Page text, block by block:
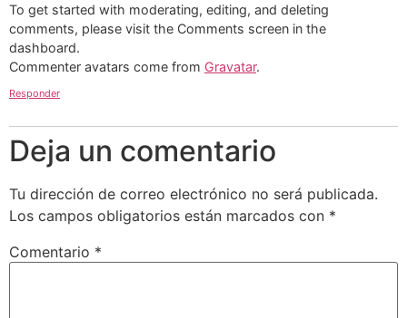
To get started with moderating, editing, and deleting
comments, please visit the Comments screen in the
dashboard.
Commenter avatars come from Gravatar.
Responder
Deja un comentario
Tu dirección de correo electrónico no será publicada.
Los campos obligatorios están marcados con *
Comentario *